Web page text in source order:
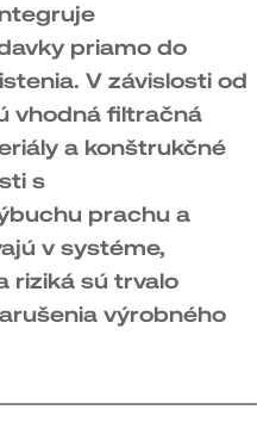
priamo do
V závislosti od
vhodná filtračná
a konštrukčné
s
prachu a
v systéme,
riziká sú trvalo
výrobného